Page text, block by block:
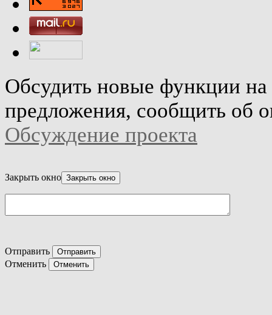
Обсудить новые функции на
предложения, сообщить об
Обсуждение проекта
Закрыть окно
Отправить
Отменить